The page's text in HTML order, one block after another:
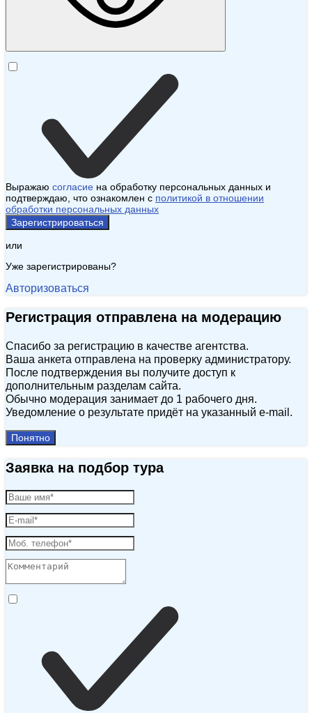
Выражаю согласие на обработку персональных данных и
подтверждаю, что ознакомлен с политикой в отношении
обработки персональных данных
Зарегистрироваться
или
Уже зарегистрированы?
Авторизоваться
Регистрация отправлена на модерацию
Спасибо за регистрацию в качестве агентства.
Ваша анкета отправлена на проверку администратору.
После подтверждения вы получите доступ к
дополнительным разделам сайта.
Обычно модерация занимает до 1 рабочего дня.
Уведомление о результате придёт на указанный e‑mail.
Понятно
Заявка на подбор тура